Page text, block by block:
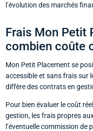
l’évolution des marchés
Frais Mon Petit
combien coûte
Mon Petit Placement se
accessible et sans frais sur
diffère des contrats en
Pour bien évaluer le coût
gestion, les frais propres
l’éventuelle commission